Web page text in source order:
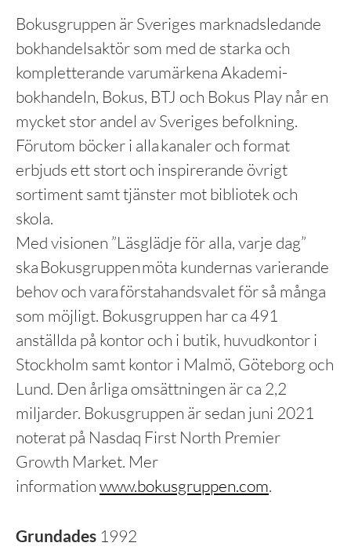
Bokusgruppen är Sveriges marknadsledande
bokhandelsaktör som med de starka och
kompletterande varumärkena Akademi­
bokhandeln, Bokus, BTJ och Bokus Play når en
mycket stor andel av Sveriges befolkning.
Förutom böcker i alla kanaler och format
erbjuds ett stort och inspirerande övrigt
sortiment samt tjänster mot bibliotek och
skola.
Med visionen ”Läsglädje för alla, varje dag”
ska Bokusgruppen möta kundernas varierande
behov och vara förstahandsvalet för så många
som möjligt. Bokusgruppen har ca 491
anställda på kontor och i butik, huvudkontor i
Stockholm samt kontor i Malmö, Göteborg och
Lund. Den årliga omsättningen är ca 2,2
miljarder. Bokusgruppen är sedan juni 2021
noterat på Nasdaq First North Premier
Growth Market. Mer
informationwww.bokusgruppen.com.
Grundades 1992